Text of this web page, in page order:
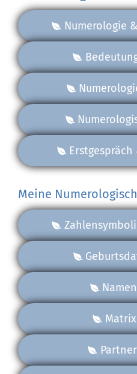
Numerologie
Meine